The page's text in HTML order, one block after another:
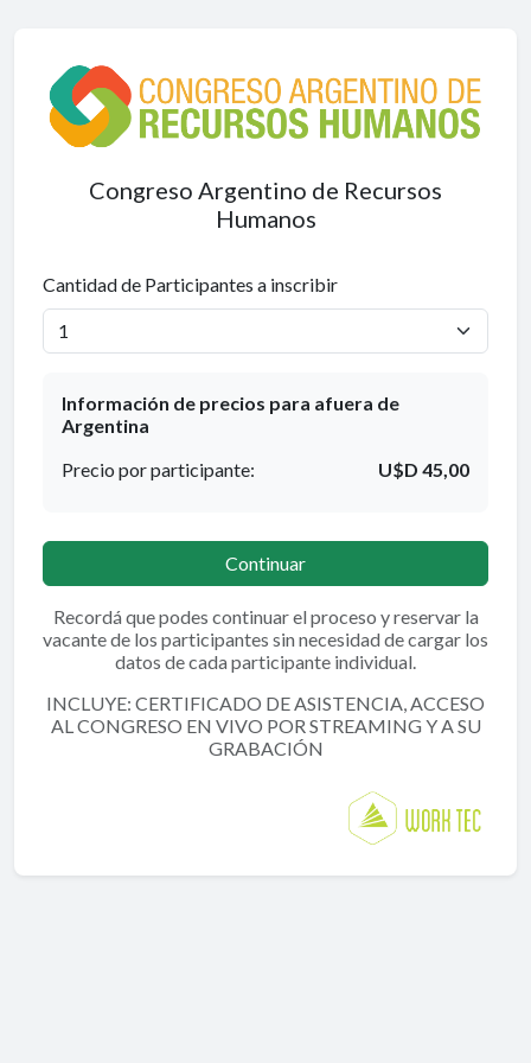
Congreso Argentino de Recursos
Humanos
Cantidad de Participantes a inscribir
Información de precios para afuera de
Argentina
Precio por participante:
U$D 45,00
Continuar
Recordá que podes continuar el proceso y reservar la
vacante de los participantes sin necesidad de cargar los
datos de cada participante individual.
INCLUYE: CERTIFICADO DE ASISTENCIA, ACCESO
AL CONGRESO EN VIVO POR STREAMING Y A SU
GRABACIÓN